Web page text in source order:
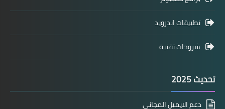
تطبيقات اندرويد
شروحات تقنية
تحديث 2025
دعم الايميل المجاني